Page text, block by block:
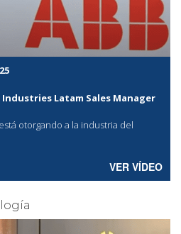
Latam Sales Manager
otorgando a la industria del
VER VÍDEO